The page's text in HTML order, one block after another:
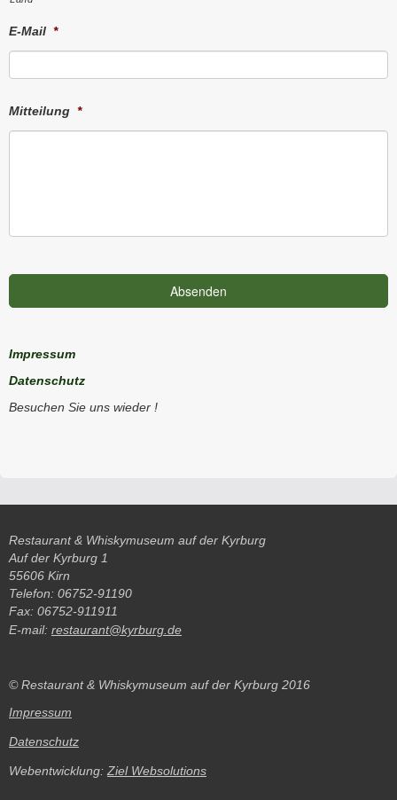
E-Mail *
Mitteilung *
Impressum
Datenschutz
Besuchen Sie uns wieder !
Restaurant & Whiskymuseum auf der Kyrburg
Auf der Kyrburg 1
55606 Kirn
Telefon: 06752-91190
Fax: 06752-911911
E-mail: restaurant@kyrburg.de
© Restaurant & Whiskymuseum auf der Kyrburg 2016
Impressum
Datenschutz
Webentwicklung: Ziel Websolutions